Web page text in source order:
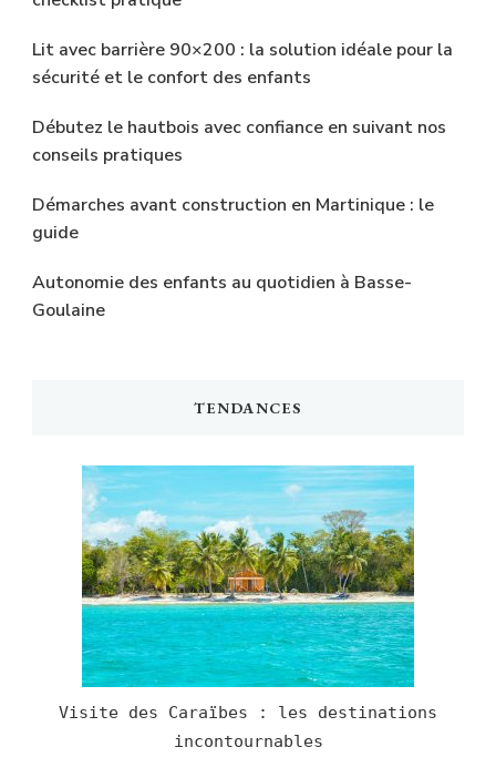
Lit avec barrière 90×200 : la solution idéale pour la
sécurité et le confort des enfants
Débutez le hautbois avec confiance en suivant nos
conseils pratiques
Démarches avant construction en Martinique : le
guide
Autonomie des enfants au quotidien à Basse-
Goulaine
TENDANCES
Visite des Caraïbes : les destinations
incontournables